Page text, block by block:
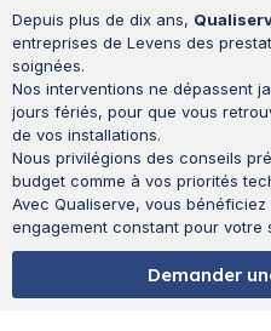
Depuis plus de dix ans,
entreprises de Levens des
soignées.
Nos interventions ne dépassent
jours fériés, pour que vous
de vos installations.
Nous privilégions des conseils
budget comme à vos priorités
Avec Qualiserve, vous bénéficiez
engagement constant pour votre
Demander